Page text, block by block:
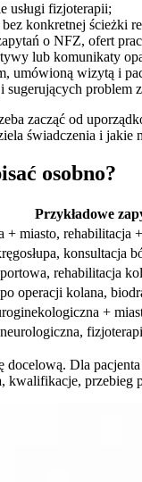
usługi fizjoterapii;
konkretnej ścieżki
o NFZ, ofert
lub komunikaty
umówioną wizytą i
problem
zacząć od
świadczenia i jakie
osobno?
Przykładowe
+ miasto, rehabilitacja
konsultacja
rehabilitacja
operacji kolana,
+
docelową. Dla
przebieg